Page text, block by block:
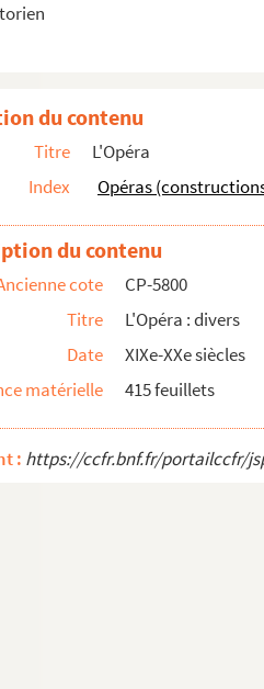
(suite)
du contenu
Titre
L'Opéra
Index
Opéras
du contenu
cote
CP-5800
Titre
L'Opéra : divers
Date
XIXe-XXe siècles
matérielle
415 feuillets
: https://ccfr.bnf.fr/portailccfr/